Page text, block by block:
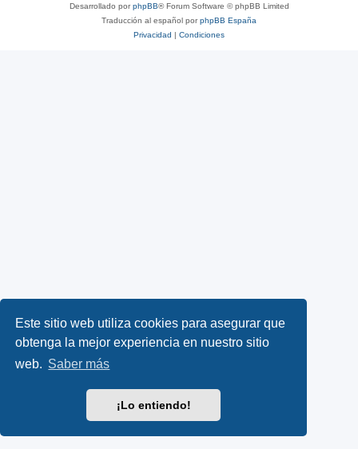
Este sitio web utiliza cookies para asegurar que
obtenga la mejor experiencia en nuestro sitio
web. Saber más
¡Lo entiendo!
Desarrollado porphpBB® Forum Software © phpBB Limited
Traducción al español porphpBB España
Privacidad | Condiciones